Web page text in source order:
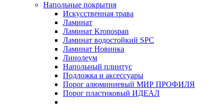
Напольные покрытия
Искусственная трава
Ламинат
Ламинат Kronospan
Ламинат водостойкий SPC
Ламинат Новинка
Линолеум
Напольный плинтус
Подложка и аксессуары
Порог алюминиевый МИР ПРОФИЛЯ
Порог пластиковый ИДЕАЛ